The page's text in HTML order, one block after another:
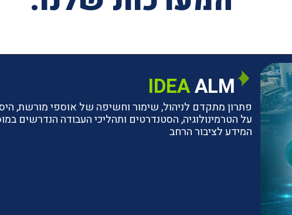
IDEAALM
פתרון מתקדם לניהול, שימור וחשיפה של אוספי מורשת,
על הטרמינולוגיה, הסטנדרטים ותהליכי העבודה
המידע לציבור הרחב